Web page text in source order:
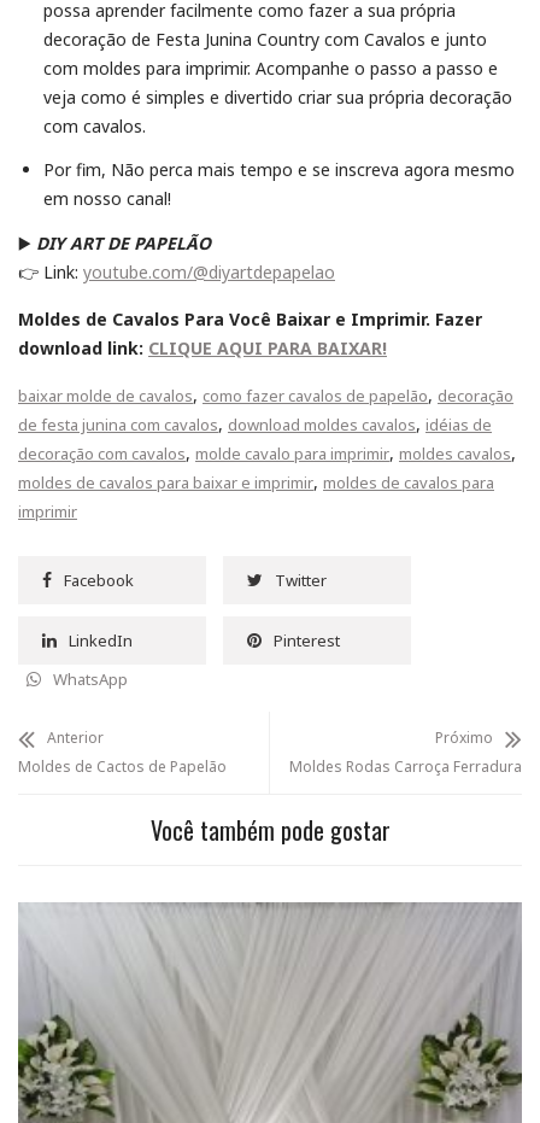
possa aprender facilmente como fazer a sua própria
decoração de Festa Junina Country com Cavalos e junto
com moldes para imprimir. Acompanhe o passo a passo e
veja como é simples e divertido criar sua própria decoração
com cavalos.
Por fim, Não perca mais tempo e se inscreva agora mesmo
em nosso canal!
▶️ DIY ART DE PAPELÃO
👉 Link: youtube.com/@diyartdepapelao
Moldes de Cavalos Para Você Baixar e Imprimir. Fazer
download link: CLIQUE AQUI PARA BAIXAR!
baixar molde de cavalos, como fazer cavalos de papelão, decoração
de festa junina com cavalos, download moldes cavalos, idéias de
decoração com cavalos, molde cavalo para imprimir, moldes cavalos,
moldes de cavalos para baixar e imprimir, moldes de cavalos para
imprimir
Facebook Twitter
LinkedIn
Pinterest
WhatsApp
Anterior
Moldes de Cactos de Papelão
Próximo
Moldes Rodas Carroça Ferradura
Você também pode gostar